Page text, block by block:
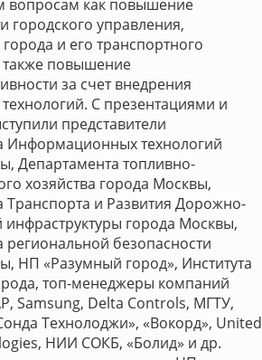
вопросам как повышение
городского управления,
и его транспортного
повышение
за счет внедрения
С презентациями и
представители
Информационных технологий
Департамента топливно-
хозяйства города Москвы,
Транспорта и Развития Дорожно-
инфраструктуры города Москвы,
региональной безопасности
НП «Разумный город», Института
топ-менеджеры компаний
Samsung, Delta Controls, МГТУ,
Технолоджи», «Вокорд», United
НИИ СОКБ, «Болид» и др.